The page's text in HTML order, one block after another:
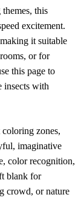
this
excitement.
it suitable
or for
this page to
insects with
coloring zones,
imaginative
color recognition,
blank for
crowd, or nature